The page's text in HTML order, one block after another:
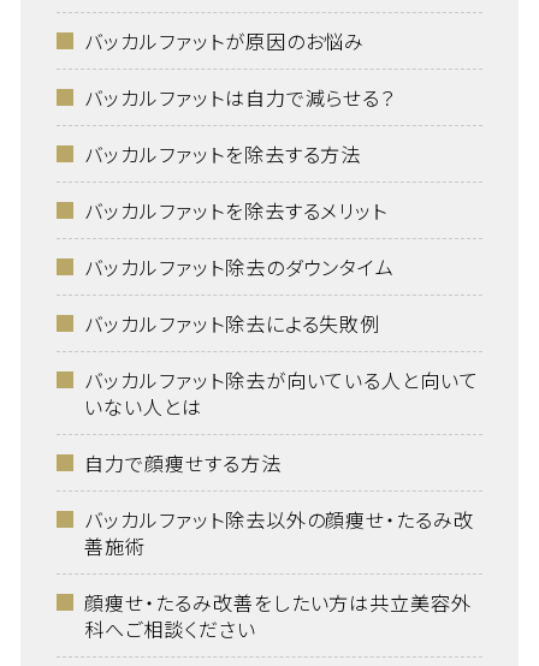
バッカルファットが原因のお悩み
バッカルファットは自力で減らせる？
バッカルファットを除去する方法
バッカルファットを除去するメリット
バッカルファット除去のダウンタイム
バッカルファット除去による失敗例
バッカルファット除去が向いている人と向いて
いない人とは
自力で顔痩せする方法
バッカルファット除去以外の顔痩せ・たるみ改
善施術
顔痩せ・たるみ改善をしたい方は共立美容外
科へご相談ください